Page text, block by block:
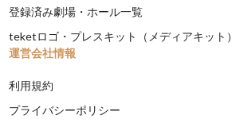
登録済み劇場・ホール一覧
teketロゴ・プレスキット（メディアキット）
運営会社情報
利用規約
プライバシーポリシー